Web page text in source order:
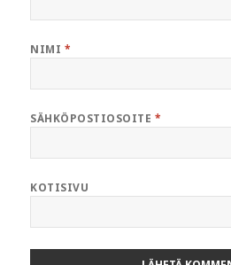
NIMI *
SÄHKÖPOSTIOSOITE *
KOTISIVU